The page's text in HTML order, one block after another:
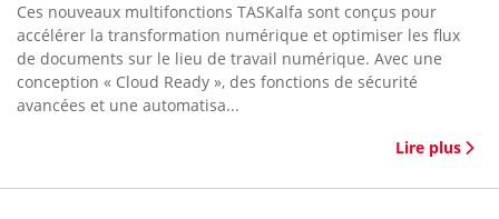
Ces nouveaux multifonctions TASKalfa sont conçus pour
accélérer la transformation numérique et optimiser les flux
de documents sur le lieu de travail numérique. Avec une
conception « Cloud Ready », des fonctions de sécurité
avancées et une automatisa...
Lire plus